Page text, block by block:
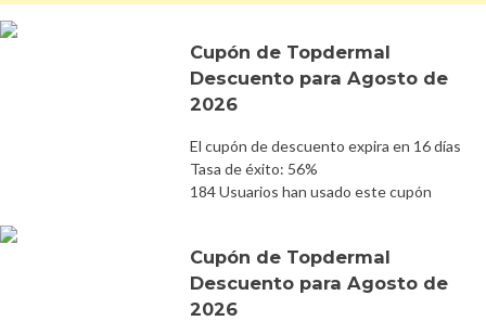
Cupón de Topdermal
Descuento para Agosto de
2026
El cupón de descuento expira en 16 días
Tasa de éxito: 56%
184 Usuarios han usado este cupón
Cupón de Topdermal
Descuento para Agosto de
2026